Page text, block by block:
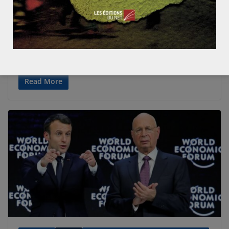
RDC : jusqu’où ira Félix Tshisekedi ?
A la suite des élections présidentielles de 2018, la RDC
assiste à de nombreux changements de couleurs
Read More